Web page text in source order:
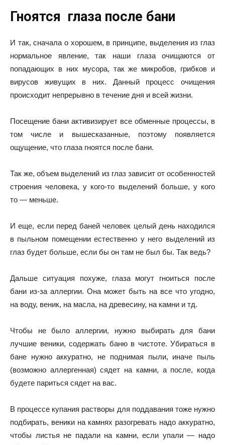
Гноятся глаза после бани
И так, сначала о хорошем, в принципе, выделения из глаз
нормальное явление, так наши глаза очищаются от
попадающих в них мусора, так же микробов, грибков и
вирусов живущих в них. Данный процесс очищения
происходит непрерывно в течение дня и всей жизни.
Посещение бани активизирует все обменные процессы, в
том числе и вышесказанные, поэтому появляется
ощущение, что глаза гноятся после бани.
Так же, объем выделений из глаз зависит от особенностей
строения человека, у кого-то выделений больше, у кого
то — меньше.
И еще, если перед баней человек целый день находился
в пыльном помещении естественно у него выделений из
глаз будет больше, если бы он там не был бы. Так ведь?
Дальше ситуация похуже, глаза могут гноиться после
бани из-за аллергии. Она может быть на все что угодно,
на воду, веник, на масла, на древесину, на камни и тд.
Чтобы не было аллергии, нужно выбирать для бани
лучшие веники, содержать баню в чистоте. Убираться в
бане нужно аккуратно, не поднимая пыли, иначе пыль
(возможно аллергенная) сядет на камни, а после, когда
будете париться сядет на вас.
В процессе купания растворы для поддавания тоже нужно
подбирать, веники на камнях разогревать надо аккуратно,
чтобы листья не падали на камни, если упали — надо